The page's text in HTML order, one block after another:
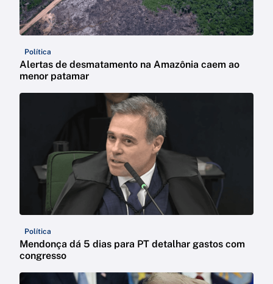
Política
Alertas de desmatamento na Amazônia caem ao
menor patamar
Política
Mendonça dá 5 dias para PT detalhar gastos com
congresso